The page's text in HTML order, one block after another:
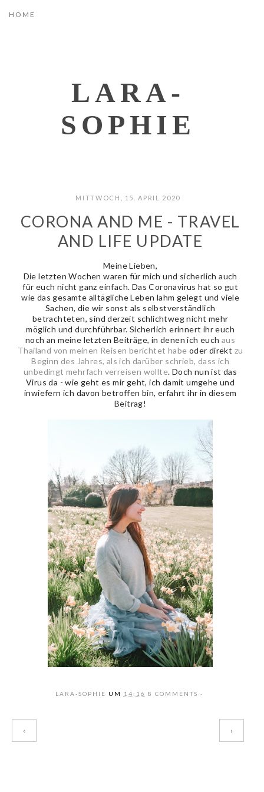
LARA-
SOPHIE
MITTWOCH, 15. APRIL 2020
CORONA AND ME - TRAVEL
AND LIFE UPDATE
Meine Lieben,
Die letzten Wochen waren für mich und sicherlich auch
für euch nicht ganz einfach. Das Coronavirus hat so gut
wie das gesamte alltägliche Leben lahm gelegt und viele
Sachen, die wir sonst als selbstverständlich
betrachteten, sind derzeit schlichtweg nicht mehr
möglich und durchführbar. Sicherlich erinnert ihr euch
noch an meine letzten Beiträge, in denen ich euchaus
Thailand von meinen Reisen berichtet habe oder direkt zu
Beginn des Jahres, als ich darüber schrieb, dass ich
unbedingt mehrfach verreisen wollte. Doch nun ist das
Virus da - wie geht es mir geht, ich damit umgehe und
inwiefern ich davon betroffen bin, erfahrt ihr in diesem
Beitrag!
LARA-SOPHIE UM 14:16 8 COMMENTS
‹ ›